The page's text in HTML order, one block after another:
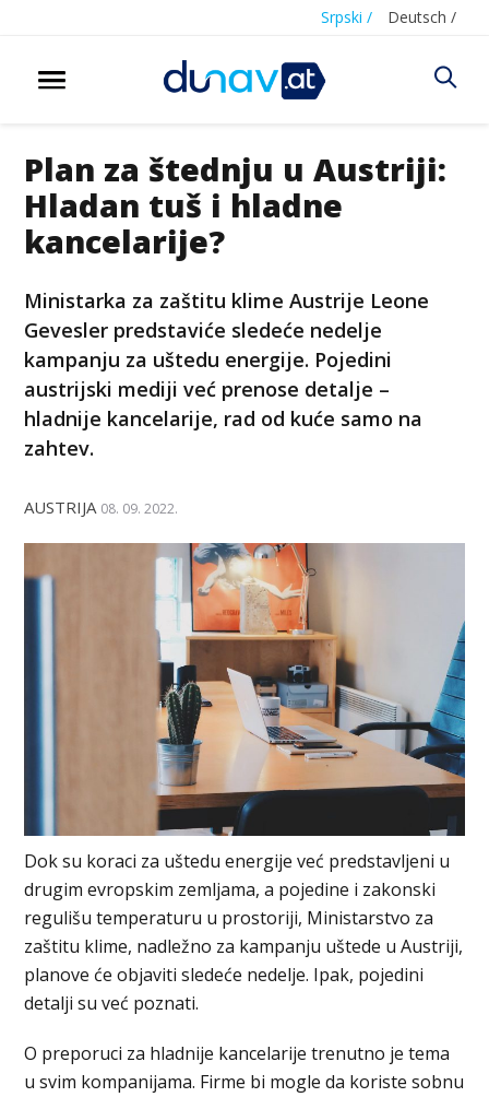
Srpski / Deutsch /
Plan za štednju u Austriji:
Hladan tuš i hladne
kancelarije?
Ministarka za zaštitu klime Austrije Leone
Gevesler predstaviće sledeće nedelje
kampanju za uštedu energije. Pojedini
austrijski mediji već prenose detalje –
hladnije kancelarije, rad od kuće samo na
zahtev.
AUSTRIJA 08. 09. 2022.
Dok su koraci za uštedu energije već predstavljeni u
drugim evropskim zemljama, a pojedine i zakonski
regulišu temperaturu u prostoriji, Ministarstvo za
zaštitu klime, nadležno za kampanju uštede u Austriji,
planove će objaviti sledeće nedelje. Ipak, pojedini
detalji su već poznati.
O preporuci za hladnije kancelarije trenutno je tema
u svim kompanijama. Firme bi mogle da koriste sobnu